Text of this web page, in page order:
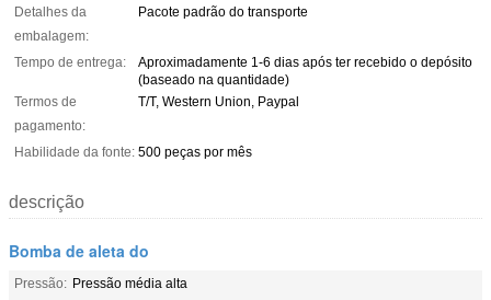
Detalhes da
embalagem:
Pacote padrão do transporte
Tempo de entrega:
Aproximadamente 1-6 dias após ter recebido o depósito
(baseado na quantidade)
Termos de
pagamento:
T/T, Western Union, Paypal
Habilidade da fonte: 500 peças por mês
descrição
Bomba de aleta do
Pressão: Pressão média alta